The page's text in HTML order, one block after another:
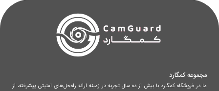
مجموعه کمگارد
ما در فروشگاه کمگارد با بیش از ده سال تجربه در زمینه ارائه راه‌حل‌های امنیتی پیشرفته، از